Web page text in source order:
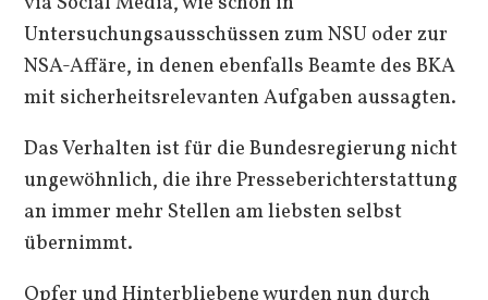
Untersuchungsausschüssen zum NSU oder zur
NSA-Affäre, in denen ebenfalls Beamte des BKA
mit sicherheitsrelevanten Aufgaben aussagten.
Das Verhalten ist für die Bundesregierung nicht
ungewöhnlich, die ihre Presseberichterstattung
an immer mehr Stellen am liebsten selbst
übernimmt.